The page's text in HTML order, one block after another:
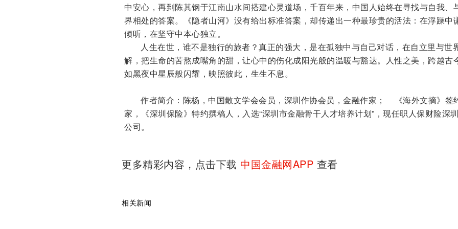
中安心，再到陈其钢于江南山水间搭建心灵道场，千百年来，中国人始终在寻找与自我、
界相处的答案。《隐者山河》没有给出标准答案，却传递出一种最珍贵的活法：在浮躁中
倾听，在坚守中本心独立。
人生在世，谁不是独行的旅者？真正的强大，是在孤独中与自己对话，在自立里与世
解，把生命的苦熬成嘴角的甜，让心中的伤化成阳光般的温暖与豁达。人性之美，跨越古
如黑夜中星辰般闪耀，映照彼此，生生不息。
作者简介：陈杨，中国散文学会会员，深圳作协会员，金融作家； 《海外文摘》签
家，《深圳保险》特约撰稿人，入选“深圳市金融骨干人才培养计划”，现任职人保财险深
公司。
更多精彩内容，点击下载 中国金融网APP 查看
相关新闻